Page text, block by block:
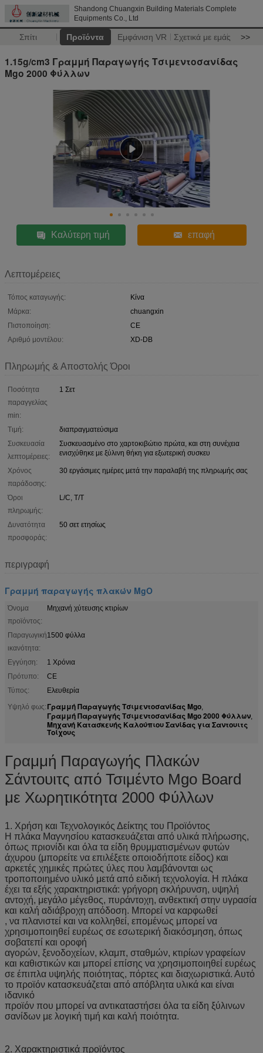
Shandong Chuangxin Building Materials Complete
Equipments Co., Ltd
Σπίτι Προϊόντα Εμφάνιση VR Σχετικά με εμάς >>
1.15g/cm3 Γραμμή Παραγωγής Τσιμεντοσανίδας
Mgo 2000 Φύλλων
Καλύτερη τιμή επαφή
Λεπτομέρειες
Τόπος καταγωγής:
Κίνα
Μάρκα:
chuangxin
Πιστοποίηση:
CE
Αριθμό μοντέλου:
XD-DB
Πληρωμής & Αποστολής Όροι
Ποσότητα
παραγγελίας
min:
1 Σετ
Τιμή:
διαπραγματεύσιμα
Συσκευασία
λεπτομέρειες:
Συσκευασμένο στο χαρτοκιβώτιο πρώτα, και στη συνέχεια
ενισχύθηκε με ξύλινη θήκη για εξωτερική συσκευ
Χρόνος
παράδοσης:
30 εργάσιμες ημέρες μετά την παραλαβή της πληρωμής σας
Όροι
πληρωμής:
L/C, T/T
Δυνατότητα
προσφοράς:
50 σετ ετησίως
περιγραφή
Γραμμή παραγωγής πλακών MgO
Όνομα
προϊόντος:
Μηχανή χύτευσης κτιρίων
Παραγωγική
ικανότητα:
1500 φύλλα
Εγγύηση:
1 Χρόνια
Πρότυπο:
CE
Τύπος:
Ελευθερία
Υψηλό φως: Γραμμή Παραγωγής Τσιμεντοσανίδας Mgo,
Γραμμή Παραγωγής Τσιμεντοσανίδας Mgo 2000 Φύλλων,
Μηχανή Κατασκευής Καλούπιου Σανίδας για Σαντουιτς
Τοίχους
Γραμμή Παραγωγής Πλακών
Σάντουιτς από Τσιμέντο Mgo Board
με Χωρητικότητα 2000 Φύλλων
1. Χρήση και Τεχνολογικός Δείκτης του Προϊόντος
Η πλάκα Μαγνησίου κατασκευάζεται από υλικά πλήρωσης,
όπως πριονίδι και όλα τα είδη θρυμματισμένων φυτών
άχυρου (μπορείτε να επιλέξετε οποιοδήποτε είδος) και
αρκετές χημικές πρώτες ύλες που λαμβάνονται ως
τροποποιημένο υλικό μετά από ειδική τεχνολογία. Η πλάκα
έχει τα εξής χαρακτηριστικά: γρήγορη σκλήρυνση, υψηλή
αντοχή, μεγάλο μέγεθος, πυράντοχη, ανθεκτική στην υγρασία
και καλή αδιάβροχη απόδοση. Μπορεί να καρφωθεί
, να πλανιστεί και να κολληθεί, επομένως μπορεί να
χρησιμοποιηθεί ευρέως σε εσωτερική διακόσμηση, όπως
σοβατεπί και οροφή
αγορών, ξενοδοχείων, κλαμπ, σταθμών, κτιρίων γραφείων
και καθιστικών και μπορεί επίσης να χρησιμοποιηθεί ευρέως
σε έπιπλα υψηλής ποιότητας, πόρτες και διαχωριστικά. Αυτό
το προϊόν κατασκευάζεται από απόβλητα υλικά και είναι
ιδανικό
προϊόν που μπορεί να αντικαταστήσει όλα τα είδη ξύλινων
σανίδων με λογική τιμή και καλή ποιότητα.
2. Χαρακτηριστικά προϊόντος